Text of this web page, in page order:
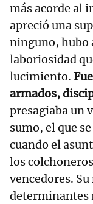
más acorde al
apreció una
ninguno, hubo
laboriosidad
lucimiento.
armados,
presagiaba un
sumo, el que
cuando el
los
vencedores.
determinantes